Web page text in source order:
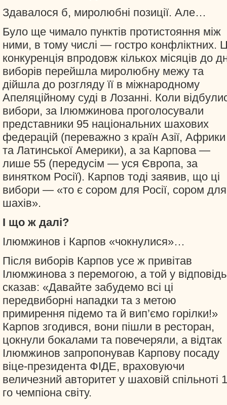
Здавалося б, миролюбні позиції. Але…
Було ще чимало пунктів протистояння між
ними, в тому числі — гостро конфліктних.
конкуренція впродовж кількох місяців до
виборів перейшла миролюбну межу та
дійшла до розгляду її в міжнародному
Апеляційному суді в Лозанні. Коли
вибори, за Ілюмжинова проголосували
представники 95 національних шахових
федерацій (переважно з країн Азії, Африки
та Латинської Америки), а за Карпова —
лише 55 (передусім — уся Європа, за
винятком Росії). Карпов тоді заявив, що ці
вибори — «то є сором для Росії, сором для
шахів».
І що ж далі?
Ілюмжинов і Карпов «чокнулися»…
Після виборів Карпов усе ж привітав
Ілюмжинова з перемогою, а той у відповідь
сказав: «Давайте забудемо всі ці
передвиборні нападки та з метою
примирення підемо та й вип’ємо горілки!»
Карпов згодився, вони пішли в ресторан,
цокнули бокалами та повечеряли, а відтак
Ілюмжинов запропонував Карпову посаду
віце-президента ФІДЕ, враховуючи
величезний авторитет у шаховій спільноті
го чемпіона світу.